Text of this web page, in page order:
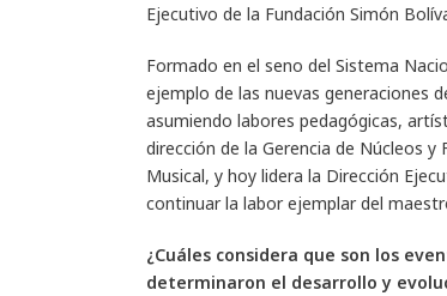
Ejecutivo de la Fundación Simón
Formado en el seno del Sistema
ejemplo de las nuevas generaciones
asumiendo labores pedagógicas,
dirección de la Gerencia de Núcleos
Musical, y hoy lidera la Dirección
continuar la labor ejemplar del
¿Cuáles considera que son los
determinaron el desarrollo y